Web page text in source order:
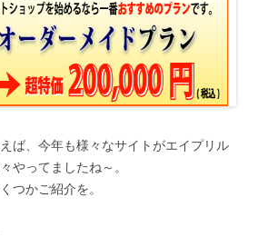
ば、今年も様々なサイトがエイプリル
やってましたね～。
つかご紹介を。